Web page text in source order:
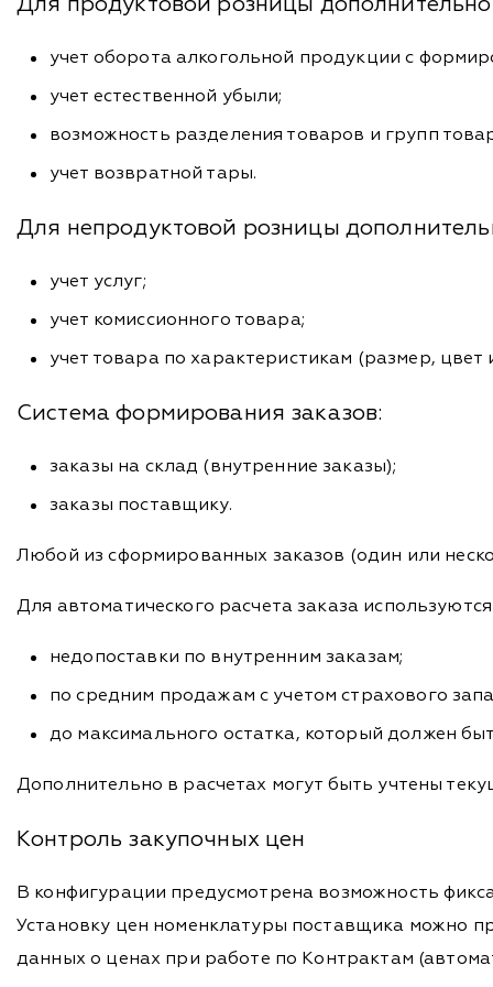
Для продуктовой розницы
учет оборота алкогольной продукции с
учет естественной убыли;
возможность разделения товаров и групп
учет возвратной тары.
Для непродуктовой розницы
учет услуг;
учет комиссионного товара;
учет товара по характеристикам (размер, цвет
Система формирования заказов:
заказы на склад (внутренние заказы);
заказы поставщику.
Любой из сформированных заказов (один или
Для автоматического расчета заказа
недопоставки по внутренним заказам;
по средним продажам с учетом страхового
до максимального остатка, который должен
Дополнительно в расчетах могут быть учтены
Контроль закупочных цен
В конфигурации предусмотрена возможность
Установку цен номенклатуры поставщика можно
данных о ценах при работе по Контрактам